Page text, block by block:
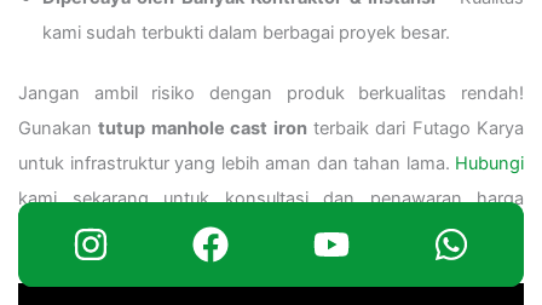
kami sudah terbukti dalam berbagai proyek besar.
Jangan ambil risiko dengan produk berkualitas rendah!
Gunakantutup manhole cast ironterbaik dari Futago Karya
untuk infrastruktur yang lebih aman dan tahan lama. Hubungi
kami sekarang untuk konsultasi dan penawaran harga
terbaik!